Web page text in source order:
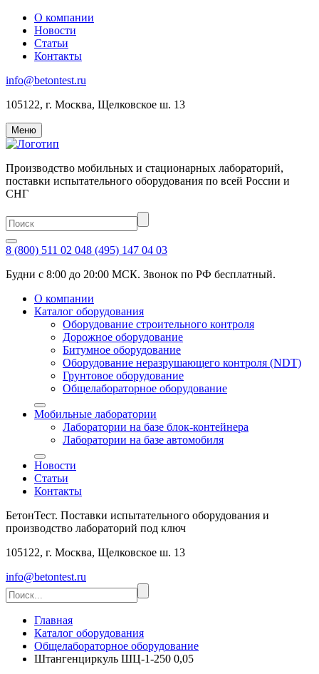
О компании
Новости
Статьи
Контакты
info@betontest.ru
105122, г. Москва, Щелковское ш. 13
Меню
Производство мобильных и стационарных лабораторий,
поставки испытательного оборудования по всей России и
СНГ
8 (800) 511 02 048 (495) 147 04 03
Будни с 8:00 до 20:00 МСК. Звонок по РФ бесплатный.
О компании
Каталог оборудования
Оборудование строительного контроля
Дорожное оборудование
Битумное оборудование
Оборудование неразрушающего контроля (NDT)
Грунтовое оборудование
Общелабораторное оборудование
Мобильные лаборатории
Лаборатории на базе блок-контейнера
Лаборатории на базе автомобиля
Новости
Статьи
Контакты
БетонТест. Поставки испытательного оборудования и
производство лабораторий под ключ
105122, г. Москва, Щелковское ш. 13
info@betontest.ru
Главная
Каталог оборудования
Общелабораторное оборудование
Штангенциркуль ШЦ-1-250 0,05